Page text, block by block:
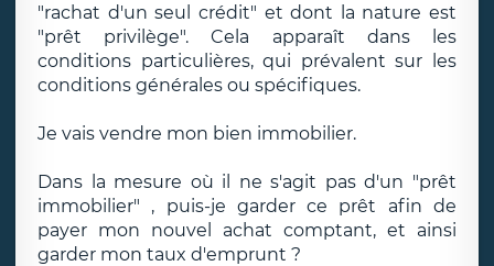
"rachat d'un seul crédit" et dont la nature est
"prêt privilège". Cela apparaît dans les
conditions particulières, qui prévalent sur les
conditions générales ou spécifiques.
Je vais vendre mon bien immobilier.
Dans la mesure où il ne s'agit pas d'un "prêt
immobilier" , puis-je garder ce prêt afin de
payer mon nouvel achat comptant, et ainsi
garder mon taux d'emprunt ?